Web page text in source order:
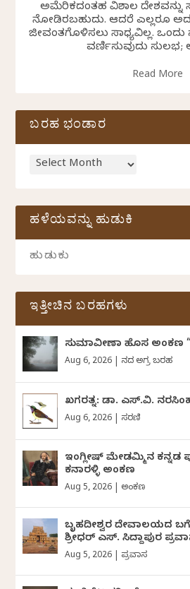
ಅಮೆರಿಕದಂತಹ ವಿಶಾಲ ದೇಶವನ್ನು
ನೋಡಿರಬಹುದು. ಆದರೆ ಎಲ್ಲರೂ
ಜೀವಂತಗೊಳಿಸಲು ಸಾಧ್ಯವಿಲ್ಲ.
ವರ್ಣಿಸುವುದು ಸುಲಭ;
Read More
ಬರಹ ಭಂಡಾರ
ಹಳೆಯವನ್ನು ಹುಡುಕಿ
ಇತ್ತೀಚಿನ ಬರಹಗಳು
ಸುಮಾವೀಣಾ ಹೊಸ ಅಂಕಣ
Aug 6, 2026 ದಿನದ ಅಗ್ರ ಬರಹ
ಖಗರತ್ನ: ಡಾ. ಎಸ್.ವಿ.
Aug 6, 2026 ಸರಣಿ
ಇಂಗ್ಲೀಷ್ ಮೇಡಮ್ಮಿನ ಕನ್ನಡ
ಕನಾರಳ್ಳಿ ಅಂಕಣ
Aug 5, 2026 ಅಂಕಣ
ಬೃಹದೀಶ್ವರ ದೇವಾಲಯದ
ಶ್ರೀಧರ್‌ ಎಸ್.‌ ಸಿದ್ದಾಪುರ
Aug 5, 2026 ಪ್ರವಾಸ